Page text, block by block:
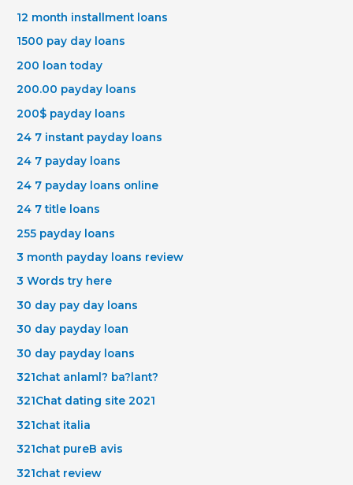
12 month installment loans
1500 pay day loans
200 loan today
200.00 payday loans
200$ payday loans
24 7 instant payday loans
24 7 payday loans
24 7 payday loans online
24 7 title loans
255 payday loans
3 month payday loans review
3 Words try here
30 day pay day loans
30 day payday loan
30 day payday loans
321chat anlaml? ba?lant?
321Chat dating site 2021
321chat italia
321chat pureВ avis
321chat review